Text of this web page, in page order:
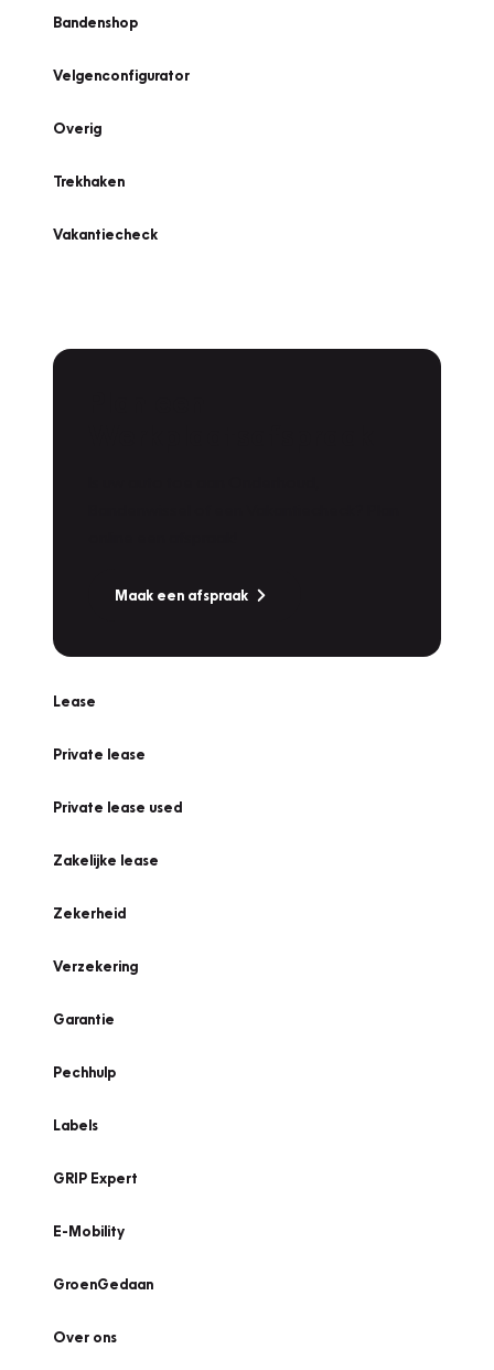
Bandenshop
Velgenconfigurator
Overig
Trekhaken
Vakantiecheck
Maak een afspraak
Lease
Private lease
Private lease used
Zakelijke lease
Zekerheid
Verzekering
Garantie
Pechhulp
Labels
GRIP Expert
E-Mobility
GroenGedaan
Over ons